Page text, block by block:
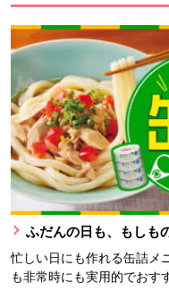
ふだんの日も、もしも
忙しい日にも作れる缶詰メ
も非常時にも実用的でおす